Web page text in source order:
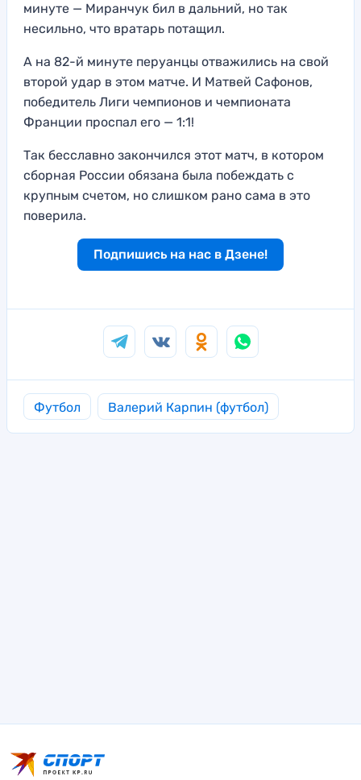
минуте — Миранчук бил в дальний, но так
несильно, что вратарь потащил.
А на 82-й минуте перуанцы отважились на свой
второй удар в этом матче. И Матвей Сафонов,
победитель Лиги чемпионов и чемпионата
Франции проспал его — 1:1!
Так бесславно закончился этот матч, в котором
сборная России обязана была побеждать с
крупным счетом, но слишком рано сама в это
поверила.
Подпишись на нас в Дзене!
Футбол Валерий Карпин (футбол)